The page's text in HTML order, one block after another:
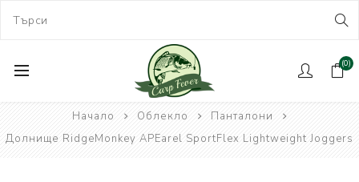
(0)
Начало Облекло
Панталони
Долнище RidgeMonkey APEarel SportFlex Lightweight Joggers